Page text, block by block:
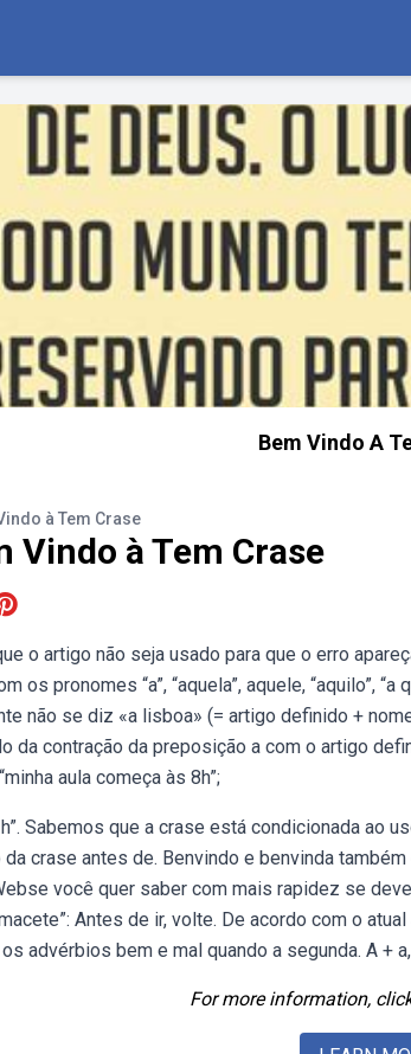
Bem Vindo A
à Tem Crase
Vindo à Tem Crase
o artigo não seja usado para que o erro
os pronomes “a”, “aquela”, aquele, “aquilo”,
não se diz «a lisboa» (= artigo definido +
da contração da preposição a com o artigo
aula começa às 8h”;
Sabemos que a crase está condicionada ao
crase antes de. Benvindo e benvinda
você quer saber com mais rapidez se
Antes de ir, volte. De acordo com o
advérbios bem e mal quando a segunda. A +
For more information,